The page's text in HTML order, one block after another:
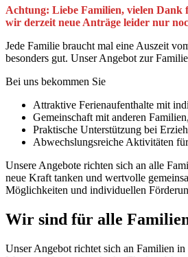
Achtung: Liebe Familien, vielen Dank
wir derzeit neue Anträge leider nur
Jede Familie braucht mal eine Auszeit
besonders gut. Unser Angebot zur
Bei uns bekommen Sie
Attraktive Ferienaufenthalte mit
Gemeinschaft mit anderen
Praktische Unterstützung bei
Abwechslungsreiche Aktivitäten
Unsere Angebote richten sich an alle
neue Kraft tanken und wertvolle
Möglichkeiten und individuellen
Wir sind für alle
Unser Angebot richtet sich an Familien